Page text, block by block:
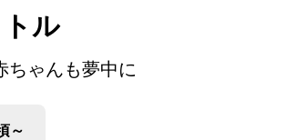
ル
ちゃんも夢中に
～